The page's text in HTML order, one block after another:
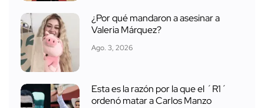
¿Por qué mandaron a asesinar a
Valeria Márquez?
Ago. 3, 2026
Esta es la razón por la que el ´R1´
ordenó matar a Carlos Manzo